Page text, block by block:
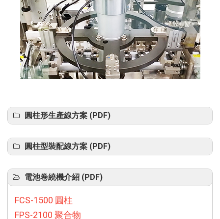
圓柱形生產線方案 (PDF)
圓柱型裝配線方案 (PDF)
電池卷繞機介紹 (PDF)
FCS-1500 圓柱
FPS-2100 聚合物